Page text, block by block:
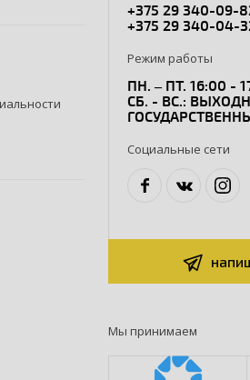
+375 29 340-09-
+375 29 340-04-
Режим работы
ПН. – ПТ. 16:00 -
СБ. - ВС.:
Социальные сети
Мы принимаем